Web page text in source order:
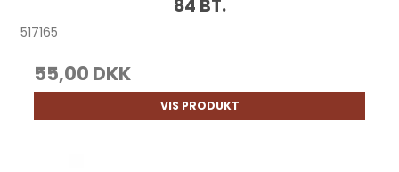
84 BT.
517165
55,00 DKK
VIS PRODUKT